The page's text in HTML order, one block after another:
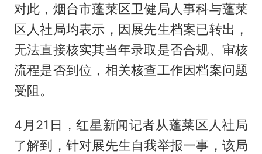
对此，烟台市蓬莱区卫健局人事科与蓬莱
区人社局均表示，因展先生档案已转出，
无法直接核实其当年录取是否合规、审核
流程是否到位，相关核查工作因档案问题
受阻。
4月21日，红星新闻记者从蓬莱区人社局
了解到，针对展先生自我举报一事，该局